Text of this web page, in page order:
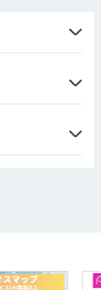
究者のバックチ
管理